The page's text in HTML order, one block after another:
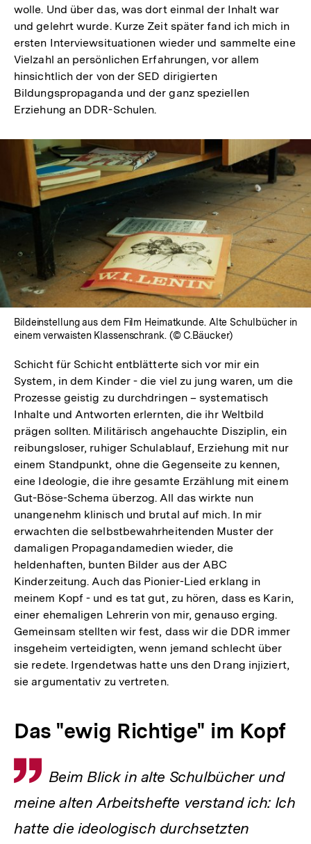
wolle. Und über das, was dort einmal der Inhalt war
und gelehrt wurde. Kurze Zeit später fand ich mich in
ersten Interviewsituationen wieder und sammelte eine
Vielzahl an persönlichen Erfahrungen, vor allem
hinsichtlich der von der SED dirigierten
Bildungspropaganda und der ganz speziellen
Erziehung an DDR-Schulen.
Bildeinstellung aus dem Film Heimatkunde. Alte Schulbücher in
einem verwaisten Klassenschrank. (© C.Bäucker)
Schicht für Schicht entblätterte sich vor mir ein
System, in dem Kinder - die viel zu jung waren, um die
Prozesse geistig zu durchdringen – systematisch
Inhalte und Antworten erlernten, die ihr Weltbild
prägen sollten. Militärisch angehauchte Disziplin, ein
reibungsloser, ruhiger Schulablauf, Erziehung mit nur
einem Standpunkt, ohne die Gegenseite zu kennen,
eine Ideologie, die ihre gesamte Erzählung mit einem
Gut-Böse-Schema überzog. All das wirkte nun
unangenehm klinisch und brutal auf mich. In mir
erwachten die selbstbewahrheitenden Muster der
damaligen Propagandamedien wieder, die
heldenhaften, bunten Bilder aus der ABC
Kinderzeitung. Auch das Pionier-Lied erklang in
meinem Kopf - und es tat gut, zu hören, dass es Karin,
einer ehemaligen Lehrerin von mir, genauso erging.
Gemeinsam stellten wir fest, dass wir die DDR immer
insgeheim verteidigten, wenn jemand schlecht über
sie redete. Irgendetwas hatte uns den Drang injiziert,
sie argumentativ zu vertreten.
Das "ewig Richtige" im Kopf
Zitat
Beim Blick in alte Schulbücher und
meine alten Arbeitshefte verstand ich: Ich
hatte die ideologisch durchsetzten